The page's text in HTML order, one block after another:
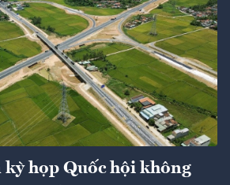
họp Quốc hội không